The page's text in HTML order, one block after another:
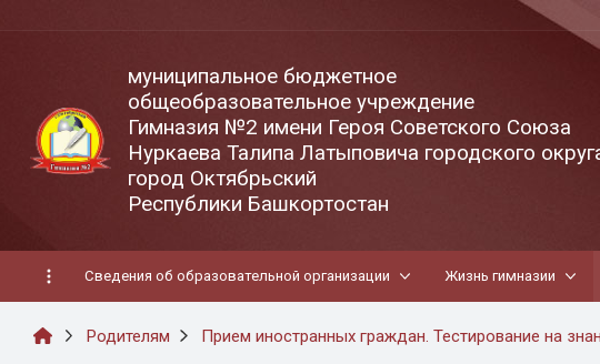
муниципальное бюджетное
общеобразовательное учреждение
Гимназия №2 имени Героя Советского Союза
Нуркаева Талипа Латыповича городского
город Октябрьский
Республики Башкортостан
Сведения об образовательной организации Жизнь гимназии
Родителям Прием иностранных граждан. Тестирование на